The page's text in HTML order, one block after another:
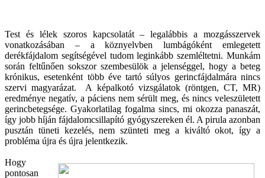
Test és lélek szoros kapcsolatát – legalábbis a mozgásszervek
vonatkozásában – a köznyelvben lumbágóként emlegetett
derékfájdalom segítségével tudom leginkább szemléltetni. Munkám
során feltűnően sokszor szembesülök a jelenséggel, hogy a beteg
krónikus, esetenként több éve tartó súlyos gerincfájdalmára nincs
szervi magyarázat. A képalkotó vizsgálatok (röntgen, CT, MR)
eredménye negatív, a páciens nem sérült meg, és nincs veleszületett
gerincbetegsége. Gyakorlatilag fogalma sincs, mi okozza panaszát,
így jobb híján fájdalomcsillapító gyógyszereken él. A pirula azonban
pusztán tüneti kezelés, nem szünteti meg a kiváltó okot, így a
probléma újra és újra jelentkezik.
Hogy
pontosan